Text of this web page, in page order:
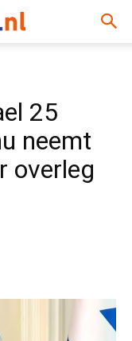
25
neemt
overleg